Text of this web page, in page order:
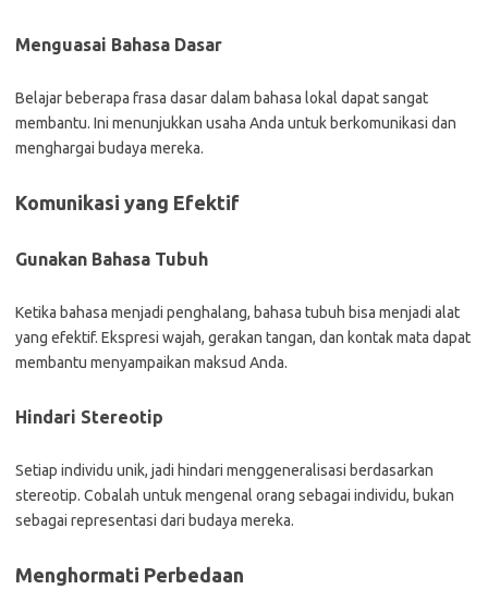
Menguasai Bahasa Dasar
Belajar beberapa frasa dasar dalam bahasa lokal dapat sangat
membantu. Ini menunjukkan usaha Anda untuk berkomunikasi dan
menghargai budaya mereka.
Komunikasi yang Efektif
Gunakan Bahasa Tubuh
Ketika bahasa menjadi penghalang, bahasa tubuh bisa menjadi alat
yang efektif. Ekspresi wajah, gerakan tangan, dan kontak mata dapat
membantu menyampaikan maksud Anda.
Hindari Stereotip
Setiap individu unik, jadi hindari menggeneralisasi berdasarkan
stereotip. Cobalah untuk mengenal orang sebagai individu, bukan
sebagai representasi dari budaya mereka.
Menghormati Perbedaan